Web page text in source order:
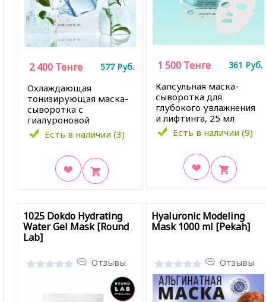
Охлаждающая
тонизирующая маска-
сыворотка с
гиалуроновой
кислотой, 24 мл
Есть в наличии (3)
2 400 Тенге 577 Руб.
Капсульная маска-
сыворотка для
глубокого увлажнения
и лифтинга, 25 мл
Есть в наличии (9)
1 500 Тенге 361 Руб.
1025 Dokdo Hydrating
Water Gel Mask [Round
Lab]
Отзывы
Hyaluronic Modeling
Mask 1000 ml [Pekah]
Отзывы